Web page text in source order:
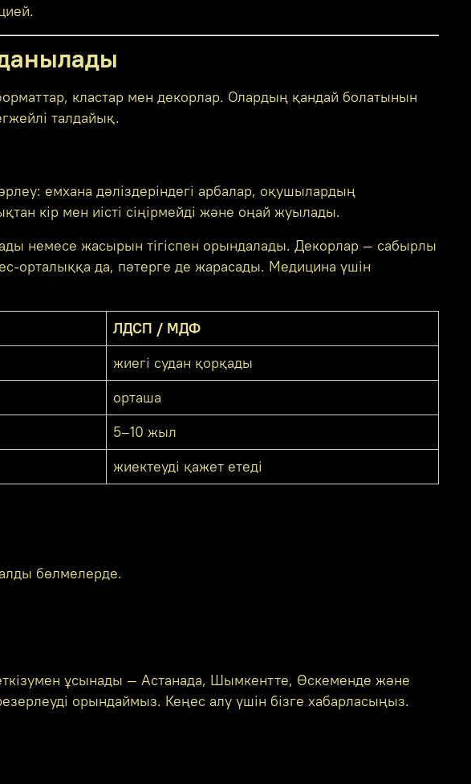
кластар мен декорлар. Олардың қандай болатынын
талдайық.
емхана дәліздеріндегі арбалар, оқушылардың
кір мен иісті сіңірмейді және оңай жуылады.
немесе жасырын тігіспен орындалады. Декорлар — сабырлы
орталыққа да, пәтерге де жарасады. Медицина үшін
ЛДСП / МДФ
жиегі судан қорқады
орташа
5–10 жыл
жиектеуді қажет етеді
бөлмелерде.
ұсынады — Астанада, Шымкентте, Өскеменде және
орындаймыз. Кеңес алу үшін бізге хабарласыңыз.